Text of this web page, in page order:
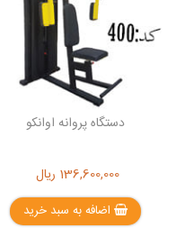
دستگاه پروانه اوانکو
136,600,000 ریال
اضافه به سبد خرید